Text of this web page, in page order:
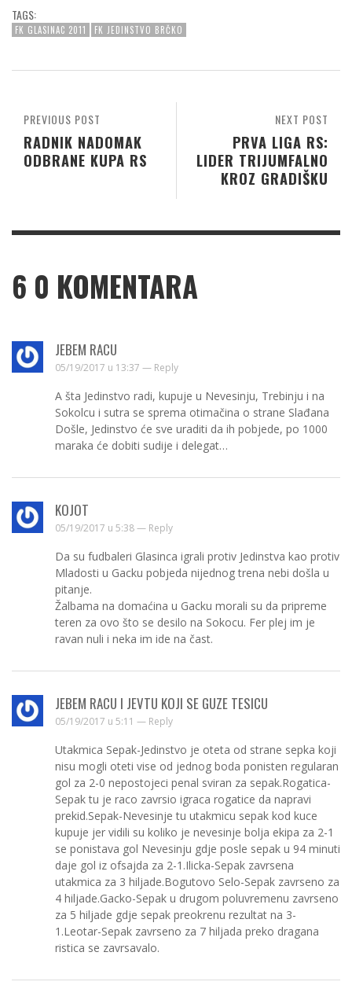
TAGS:
FK GLASINAC 2011 FK JEDINSTVO BRČKO
NEXT POST
PRVA LIGA RS:
LIDER TRIJUMFALNO
KROZ GRADIŠKU
PREVIOUS POST
RADNIK NADOMAK
ODBRANE KUPA RS
6 0 KOMENTARA
JEBEM RACU
05/19/2017 u 13:37 — Reply
A šta Jedinstvo radi, kupuje u Nevesinju, Trebinju i na
Sokolcu i sutra se sprema otimačina o strane Slađana
Došle, Jedinstvo će sve uraditi da ih pobjede, po 1000
maraka će dobiti sudije i delegat…
KOJOT
05/19/2017 u 5:38 — Reply
Da su fudbaleri Glasinca igrali protiv Jedinstva kao protiv
Mladosti u Gacku pobjeda nijednog trena nebi došla u
pitanje.
Žalbama na domaćina u Gacku morali su da pripreme
teren za ovo što se desilo na Sokocu. Fer plej im je
ravan nuli i neka im ide na čast.
JEBEM RACU I JEVTU KOJI SE GUZE TESICU
05/19/2017 u 5:11 — Reply
Utakmica Sepak-Jedinstvo je oteta od strane sepka koji
nisu mogli oteti vise od jednog boda ponisten regularan
gol za 2-0 nepostojeci penal sviran za sepak.Rogatica-
Sepak tu je raco zavrsio igraca rogatice da napravi
prekid.Sepak-Nevesinje tu utakmicu sepak kod kuce
kupuje jer vidili su koliko je nevesinje bolja ekipa za 2-1
se ponistava gol Nevesinju gdje posle sepak u 94 minuti
daje gol iz ofsajda za 2-1.Ilicka-Sepak zavrsena
utakmica za 3 hiljade.Bogutovo Selo-Sepak zavrseno za
4 hiljade.Gacko-Sepak u drugom poluvremenu zavrseno
za 5 hiljade gdje sepak preokrenu rezultat na 3-
1.Leotar-Sepak zavrseno za 7 hiljada preko dragana
ristica se zavrsavalo.